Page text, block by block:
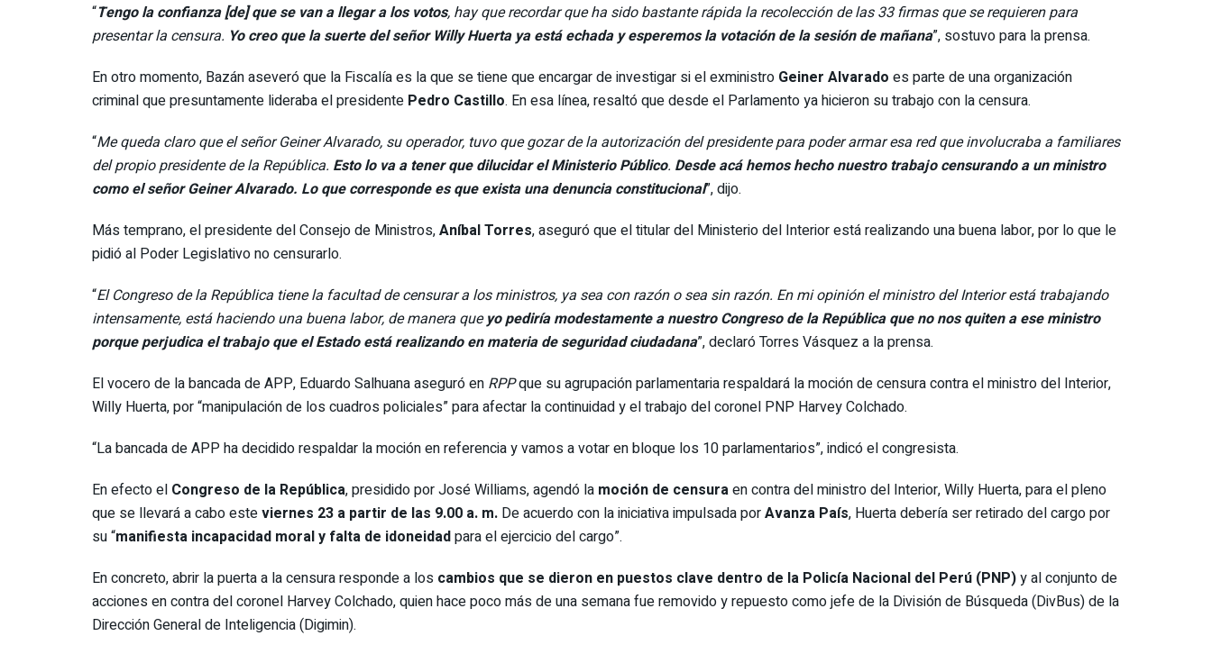
“Tengo la confianza [de] que se van a llegar a los votos, hay que recordar que ha sido bastante rápida la recolección de las 33 firmas que se requieren para
presentar la censura. Yo creo que la suerte del señor Willy Huerta ya está echada y esperemos la votación de la sesión de mañana”, sostuvo para la prensa.
En otro momento, Bazán aseveró que la Fiscalía es la que se tiene que encargar de investigar si el exministro Geiner Alvarado es parte de una organización
criminal que presuntamente lideraba el presidente Pedro Castillo. En esa línea, resaltó que desde el Parlamento ya hicieron su trabajo con la censura.
“Me queda claro que el señor Geiner Alvarado, su operador, tuvo que gozar de la autorización del presidente para poder armar esa red que involucraba a familiares
del propio presidente de la República. Esto lo va a tener que dilucidar el Ministerio Público. Desde acá hemos hecho nuestro trabajo censurando a un ministro
como el señor Geiner Alvarado. Lo que corresponde es que exista una denuncia constitucional”, dijo.
Más temprano, el presidente del Consejo de Ministros,Aníbal Torres, aseguró que el titular del Ministerio del Interior está realizando una buena labor, por lo que le
pidió al Poder Legislativo no censurarlo.
“El Congreso de la República tiene la facultad de censurar a los ministros, ya sea con razón o sea sin razón. En mi opinión el ministro del Interior está trabajando
intensamente, está haciendo una buena labor, de manera queyo pediría modestamente a nuestro Congreso de la República que no nos quiten a ese ministro
porque perjudica el trabajo que el Estado está realizando en materia de seguridad ciudadana”, declaró Torres Vásquez a la prensa.
El vocero de la bancada de APP, Eduardo Salhuana aseguró en RPPque su agrupación parlamentaria respaldará la moción de censura contra el ministro del Interior,
Willy Huerta, por “manipulación de los cuadros policiales” para afectar la continuidad y el trabajo del coronel PNP Harvey Colchado.
“La bancada de APP ha decidido respaldar la moción en referencia y vamos a votar en bloque los 10 parlamentarios”, indicó el congresista.
En efecto el Congreso de la República, presidido por José Williams, agendó la moción de censuraen contra del ministro del Interior, Willy Huerta, para el pleno
que se llevará a cabo esteviernes 23 a partir de las 9.00 a. m. De acuerdo con la iniciativa impulsada porAvanza País, Huerta debería ser retirado del cargo por
su “manifiesta incapacidad moral y falta de idoneidadpara el ejercicio del cargo”.
En concreto, abrir la puerta a la censura responde a los cambios que se dieron en puestos clave dentro de la Policía Nacional del Perú (PNP)y al conjunto de
acciones en contra del coronel Harvey Colchado, quien hace poco más de una semana fue removido y repuesto como jefe de la División de Búsqueda (DivBus) de la
Dirección General de Inteligencia (Digimin).